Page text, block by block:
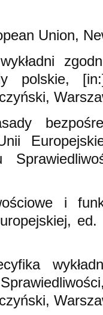
Union,
polskie,
i